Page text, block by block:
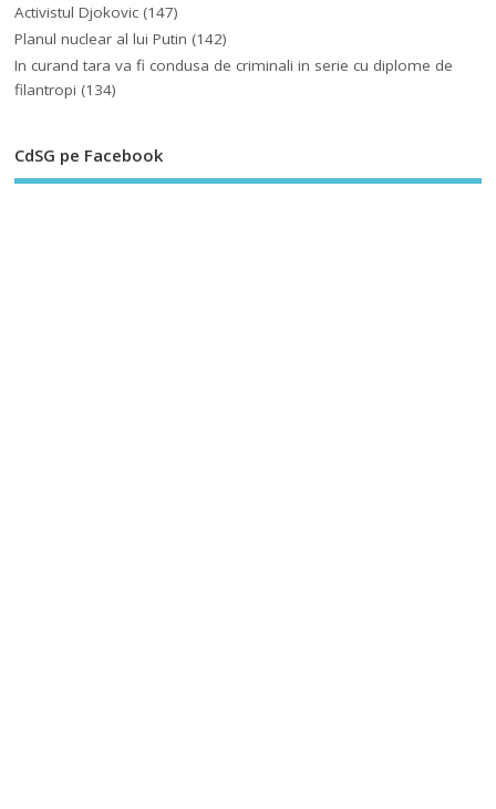
Activistul Djokovic (147)
Planul nuclear al lui Putin (142)
In curand tara va fi condusa de criminali in serie cu diplome de
filantropi (134)
CdSG pe Facebook